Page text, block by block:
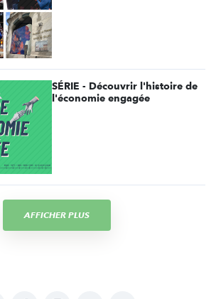
SÉRIE - Découvrir l'histoire de
l'économie engagée
AFFICHER PLUS